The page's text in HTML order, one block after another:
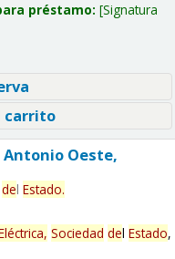
préstamo: Signatura
carrito
Oeste,
del Estado.
Sociedad del Estado,